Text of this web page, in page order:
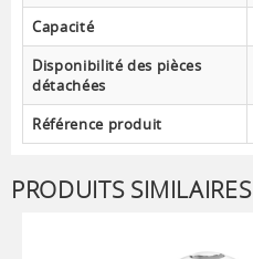
Capacité
Disponibilité des pièces
détachées
Référence produit
PRODUITS SIMILAIRES